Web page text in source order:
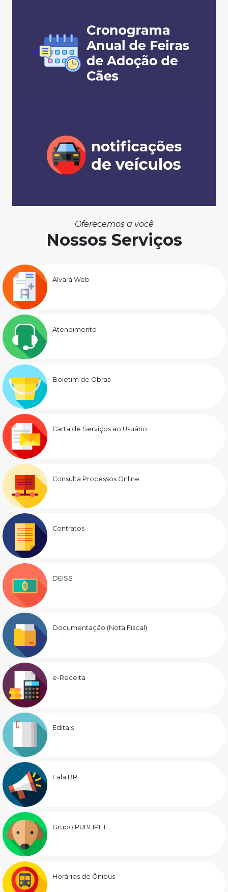
Oferecemos a você
Nossos Serviços
Alvará Web
Atendimento
Boletim de Obras
Carta de Serviços ao Usuário
Consulta Processos Online
Contratos
DEISS
Documentação (Nota Fiscal)
e-Receita
Editais
Fala.BR
Grupo PUBLIPET
Horários de Ônibus